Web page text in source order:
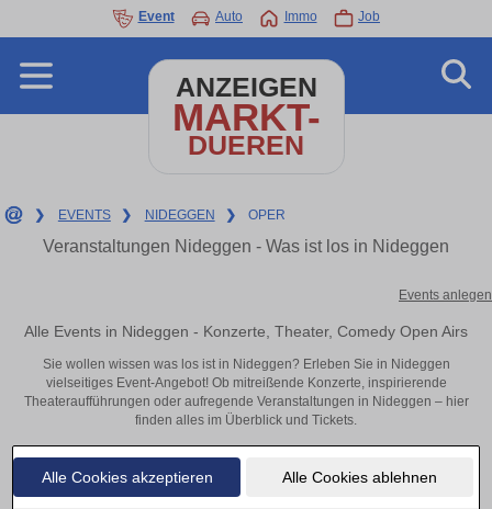
Alle Cookies akzeptieren Alle Cookies ablehnen
Event Auto Immo Job
ANZEIGEN
MARKT-
DUEREN
❯ EVENTS ❯ NIDEGGEN ❯ OPER
Veranstaltungen Nideggen - Was ist los in Nideggen
Events anlegen
Alle Events in Nideggen - Konzerte, Theater, Comedy Open Airs
Sie wollen wissen was los ist in Nideggen? Erleben Sie in Nideggen
vielseitiges Event-Angebot! Ob mitreißende Konzerte, inspirierende
Theateraufführungen oder aufregende Veranstaltungen in Nideggen – hier
finden alles im Überblick und Tickets.